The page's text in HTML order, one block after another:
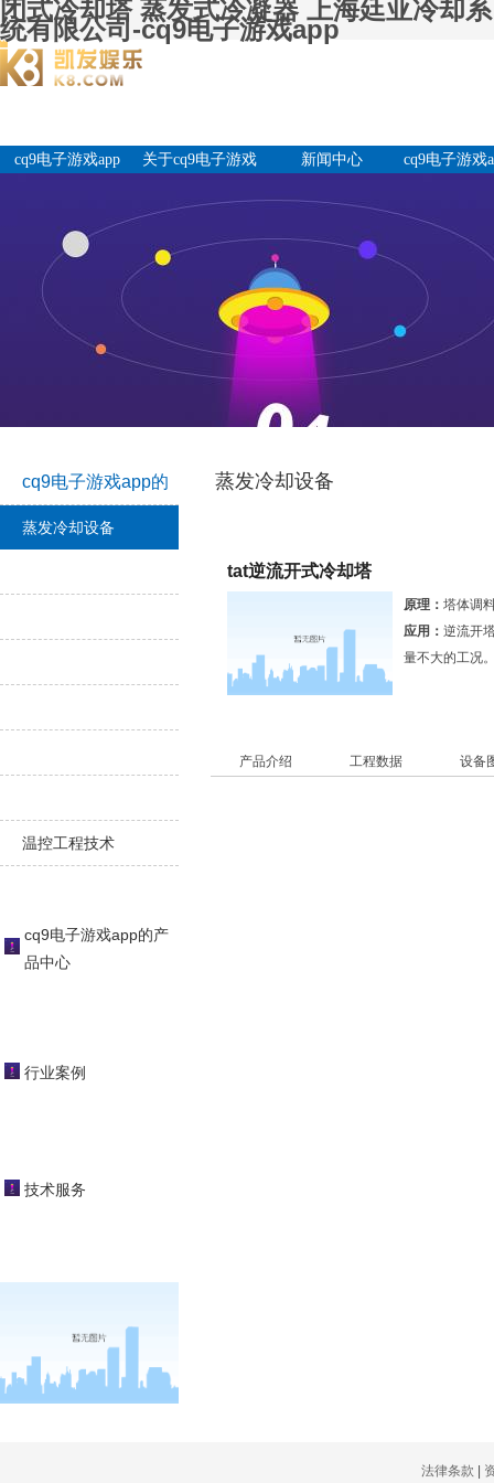
闭式冷却塔 蒸发式冷凝器 上海廷亚冷却系
统有限公司-cq9电子游戏app
cq9电子游戏app
关于cq9电子游戏
新闻中心
cq9电子游戏
cq9电子游戏app的
产品中心
蒸发冷却设备
开式冷却塔
温控工程技术
cq9电子游戏app的产
品中心
行业案例
技术服务
蒸发冷却设备
tat逆流开式冷却塔
原理： 塔体调
应用： 逆流开
量不大的工况
产品介绍 工程数据 设备
法律条款